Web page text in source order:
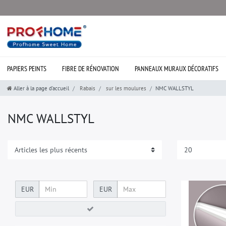
PAPIERS PEINTS FIBRE DE RÉNOVATION PANNEAUX MURAUX DÉCORATIFS
Aller à la page d’accueil Rabais sur les moulures NMC WALLSTYL
NMC WALLSTYL
EUR EUR